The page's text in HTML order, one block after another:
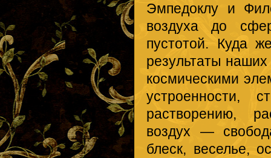
Эмпедоклу и
воздуха до
пустотой. Куда
результаты
космическими
устроенности,
растворению,
воздух —
блеск, веселье,